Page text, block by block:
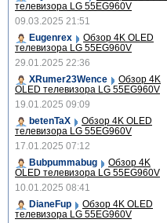
телевизора LG 55EG960V
09.03.2025 21:51
Eugenrex
Обзор 4K OLED
телевизора LG 55EG960V
29.01.2025 22:36
XRumer23Wence
Обзор 4K
OLED телевизора LG 55EG960V
19.01.2025 09:09
betenTaX
Обзор 4K OLED
телевизора LG 55EG960V
17.01.2025 07:12
Bubpummabug
Обзор 4K
OLED телевизора LG 55EG960V
10.01.2025 08:41
DianeFup
Обзор 4K OLED
телевизора LG 55EG960V